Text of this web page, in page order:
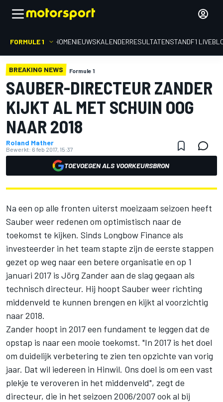
FORMULE 1 HOMENIEUWSKALENDERRESULTATENSTANDF1
BREAKING NEWS Formule 1
SAUBER-DIRECTEUR ZANDER
KIJKT AL MET SCHUIN OOG
NAAR 2018
Roland Mather
Bewerkt: 6 feb 2017, 15:37
TOEVOEGEN ALS VOORKEURSBRON
Na een op alle fronten uiterst moeizaam seizoen heeft
Sauber weer redenen om optimistisch naar de
toekomst te kijken. Sinds Longbow Finance als
investeerder in het team stapte zijn de eerste stappen
gezet op weg naar een betere organisatie en op 1
januari 2017 is Jörg Zander aan de slag gegaan als
technisch directeur. Hij hoopt Sauber weer richting
middenveld te kunnen brengen en kijkt al voorzichtig
naar 2018.
Zander hoopt in 2017 een fundament te leggen dat de
opstap is naar een mooie toekomst. "In 2017 is het doel
om duidelijk verbetering te zien ten opzichte van vorig
jaar. Dat wil iedereen in Hinwil. Ons doel is om een vast
plekje te veroveren in het middenveld", zegt de
directeur, die in het seizoen 2006/2007 ook al bij